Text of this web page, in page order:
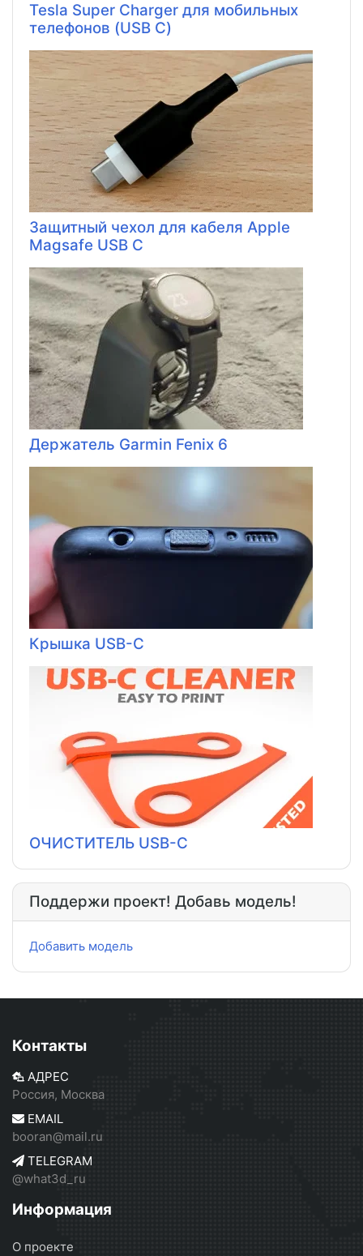
Tesla Super Charger для мобильных
телефонов (USB C)
Защитный чехол для кабеля Apple
Magsafe USB C
Держатель Garmin Fenix ​​6
Крышка USB-C
ОЧИСТИТЕЛЬ USB-C
Поддержи проект! Добавь модель!
Добавить модель
Контакты
АДРЕС
Россия, Москва
EMAIL
booran@mail.ru
TELEGRAM
@what3d_ru
Информация
О проекте